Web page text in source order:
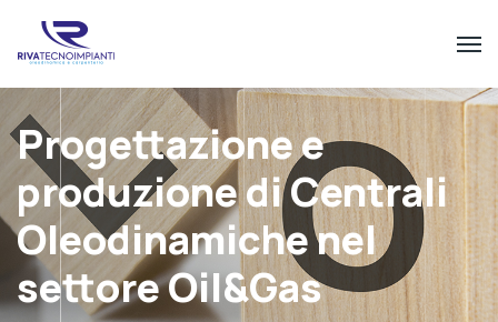
Progettazione e
produzione di Centrali
Oleodinamiche nel
settore Oil&Gas